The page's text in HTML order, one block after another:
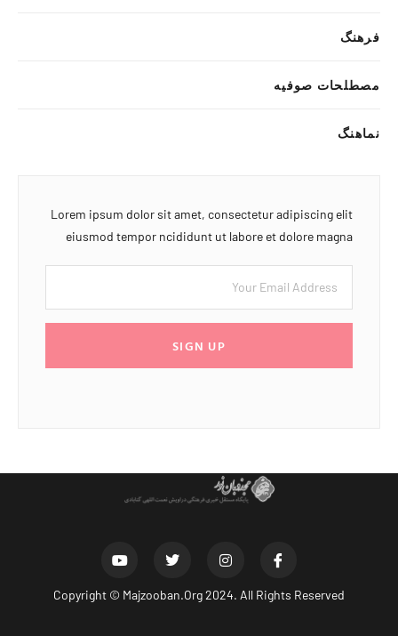
فرهنگ
مصطلحات صوفیه
نماهنگ
Lorem ipsum dolor sit amet, consectetur adipiscing elit
eiusmod tempor ncididunt ut labore et dolore magna
SIGN UP
Copyright © Majzooban.Org2024. All Rights Reserved